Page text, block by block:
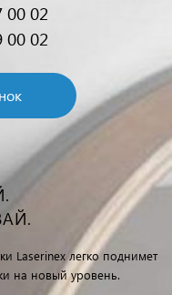
00 02
00 02
Laserinex легко поднимет
на новый уровень.